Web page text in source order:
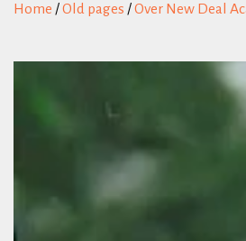
Home /Old pages /Over New Deal